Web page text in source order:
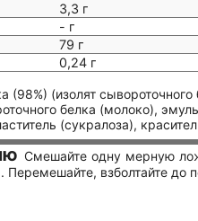
3,3 г
- г
79 г
0,24 г
(изолят
белка (молоко),
(сукралоза),
Смешайте одну мерную
взболтайте до